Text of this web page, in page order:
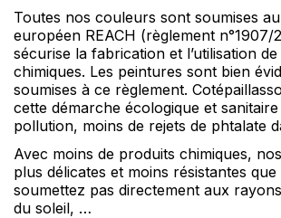
Toutes nos couleurs sont soumises
européen REACH (règlement n°1907/
sécurise la fabrication et l’utilisation
chimiques. Les peintures sont bien
soumises à ce règlement.
cette démarche écologique et
pollution, moins de rejets de phtalate
Avec moins de produits chimiques,
plus délicates et moins résistantes
soumettez pas directement aux
du soleil, …